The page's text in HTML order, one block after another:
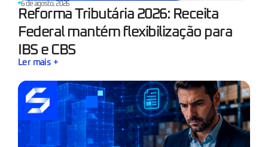
6 de agosto, 2026
Reforma Tributária 2026: Receita
Federal mantém flexibilização para
IBS e CBS
Ler mais +